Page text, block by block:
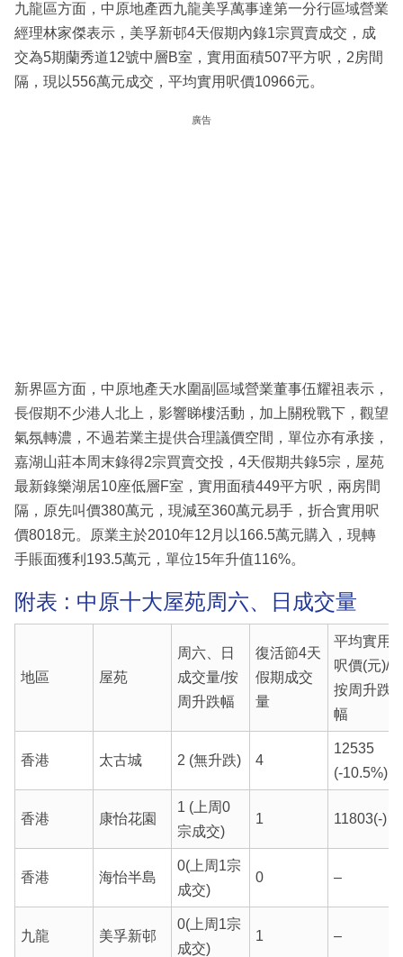
九龍區方面，中原地產西九龍美孚萬事達第一分行區域營業
經理林家傑表示，美孚新邨4天假期內錄1宗買賣成交，成
交為5期蘭秀道12號中層B室，實用面積507平方呎，2房間
隔，現以556萬元成交，平均實用呎價10966元。
廣告
新界區方面，中原地產天水圍副區域營業董事伍耀祖表示，
長假期不少港人北上，影響睇樓活動，加上關稅戰下，觀望
氣氛轉濃，不過若業主提供合理議價空間，單位亦有承接，
嘉湖山莊本周末錄得2宗買賣交投，4天假期共錄5宗，屋苑
最新錄樂湖居10座低層F室，實用面積449平方呎，兩房間
隔，原先叫價380萬元，現減至360萬元易手，折合實用呎
價8018元。原業主於2010年12月以166.5萬元購入，現轉
手賬面獲利193.5萬元，單位15年升值116%。
附表 : 中原十大屋苑周六、日成交量
地區 屋苑
周六、日
成交量/按
周升跌幅
復活節4天
假期成交
量
平均實用
呎價(元)/
按周升跌
幅
香港 太古城 2 (無升跌) 4
12535
(-10.5%)
香港 康怡花園
1 (上周0
宗成交)
1 11803(-)
香港 海怡半島
0(上周1宗
成交)
0 –
九龍 美孚新邨
0(上周1宗
成交)
1 –